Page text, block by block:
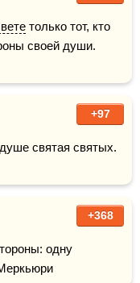
только тот, кто
своей души.
+97
святая святых.
+368
одну